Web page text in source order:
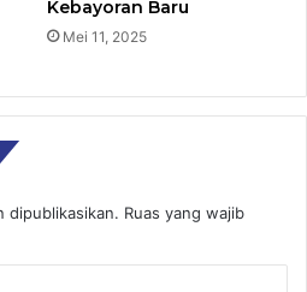
Kebayoran Baru
Mei 11, 2025
dipublikasikan. Ruas yang wajib